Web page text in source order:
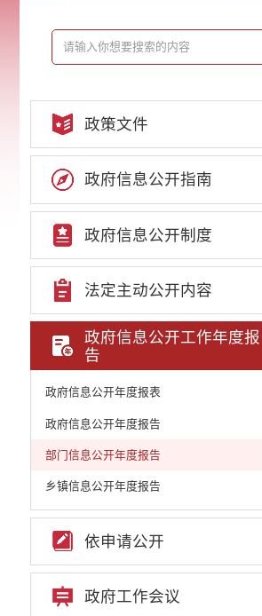
政策文件
政府信息公开指南
政府信息公开制度
法定主动公开内容
政府信息公开工作年度报
告
政府信息公开年度报表
政府信息公开年度报告
部门信息公开年度报告
乡镇信息公开年度报告
依申请公开
政府工作会议